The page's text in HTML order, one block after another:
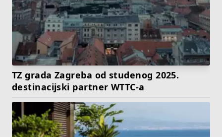
TZ grada Zagreba od studenog 2025.
destinacijski partner WTTC-a